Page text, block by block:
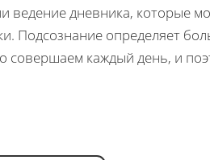
ведение дневника, которые
Подсознание определяет
совершаем каждый день, и